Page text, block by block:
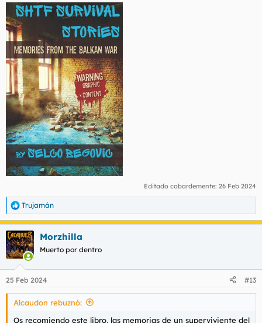
Editado cobardemente: 26 Feb 2024
R
e
a
c
c
i
e
s
Trujamán
Morzhilla
Muerto por dentro
25 Feb 2024 #13
Alcaudon rebuznó:
Os recomiendo este libro, las memorias de un superviviente del